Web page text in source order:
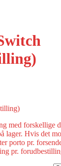
med forskellige
lager. Hvis det
porto pr.
pr.